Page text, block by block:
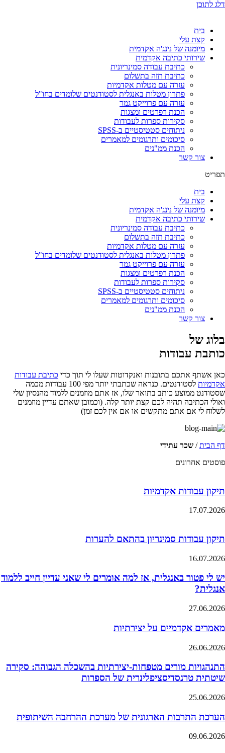
דלג לתוכן
בית
קצת עלי
מיומנה של נינג'ה אקדמית
שירותי כתיבה אקדמית
כתיבת עבודה סמינריונית
כתיבת תזה בתשלום
עזרה עם מטלות אקדמיות
פתרון מטלות באנגלית לסטודנטים שלומדים בחו"ל
עזרה עם פרוייקט גמר
הכנת רפרטים ומצגות
סקירות ספרות לעבודות
ניתוחים סטטיסטיים ב-SPSS
סיכומים ותרגומים למאמרים
הכנת ממ"נים
צור קשר
תפריט
בית
קצת עלי
מיומנה של נינג'ה אקדמית
שירותי כתיבה אקדמית
כתיבת עבודה סמינריונית
כתיבת תזה בתשלום
עזרה עם מטלות אקדמיות
פתרון מטלות באנגלית לסטודנטים שלומדים בחו"ל
עזרה עם פרוייקט גמר
הכנת רפרטים ומצגות
סקירות ספרות לעבודות
ניתוחים סטטיסטיים ב-SPSS
סיכומים ותרגומים למאמרים
הכנת ממ"נים
צור קשר
בלוג של
כותבת עבודות
כאן אשתף אתכם בתובנות ואנקדוטות שעלו לי תוך כדי כתיבת עבודות
אקדמיות
לסטודנטים. כנראה שכתבתי יותר מפי 100 עבודות מכמה
שסטודנט ממוצע כותב בתואר שלו, אז אתם מוזמנים ללמוד מהנסיון שלי
ואולי הכתיבה תהיה לכם קצת יותר קלה. (וכמובן שאתם עדיין מוזמנים
לשלוח לי אם אתם מתקשים או אם אין לכם זמן)
דף הבית/ שכר עתידי
פוסטים אחרונים
תיקון עבודות אקדמיות
17.07.2026
תיקון עבודות סמינריון בהתאם להערות
16.07.2026
יש לי פטור באנגלית, אז למה אומרים לי שאני עדיין חייב ללמוד
אנגלית?
27.06.2026
מאמרים אקדמיים על יצירתיות
26.06.2026
התנהגויות מורים מטפחות-יצירתיות בהשכלה הגבוהה: סקירה
שיטתית טרנסדיסציפלינרית של הספרות
25.06.2026
הערכת התרבות הארגונית של מערכת ההרחבה השיתופית
09.06.2026